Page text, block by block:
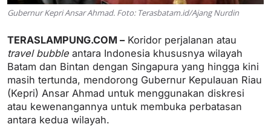
Gubernur Kepri Ansar Ahmad. Foto: Terasbatam.id/Ajang Nurdin
TERASLAMPUNG.COM –Koridor perjalanan atau
travel bubble antara Indonesia khususnya wilayah
Batam dan Bintan dengan Singapura yang hingga kini
masih tertunda, mendorong Gubernur Kepulauan Riau
(Kepri) Ansar Ahmad untuk menggunakan diskresi
atau kewenangannya untuk membuka perbatasan
antara kedua wilayah.